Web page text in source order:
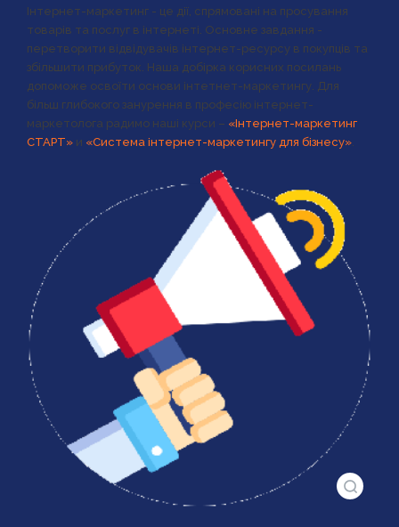
Інтернет-маркетинг - це дії, спрямовані на просування
товарів та послуг в інтернеті. Основне завдання -
перетворити відвідувачів інтернет-ресурсу в покупців та
збільшити прибуток. Наша добірка корисних посилань
допоможе освоїти основи інтетнет-маркетингу. Для
більш глибокого занурення в професію інтернет-
маркетолога радимо наші курси – «Інтернет-маркетинг
СТАРТ» и «Система інтернет-маркетингу для бізнесу»